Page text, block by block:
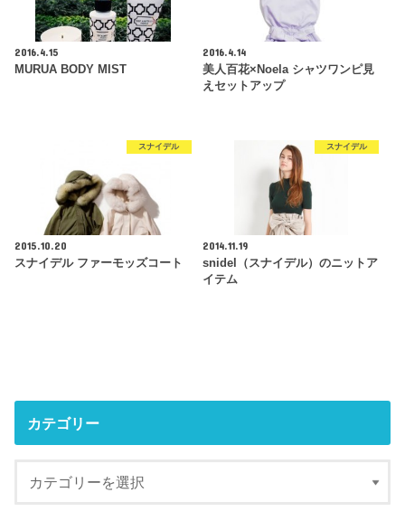
2016.4.15
MURUA BODY MIST
2016.4.14
美人百花×Noela シャツワンピ見
えセットアップ
スナイデル
2015.10.20
スナイデル ファーモッズコート
スナイデル
2014.11.19
snidel（スナイデル）のニットア
イテム
カテゴリー